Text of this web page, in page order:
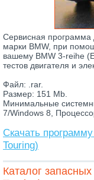
Сервисная программа
марки BMW, при
вашему BMW 3-reihe
тестов двигателя и
Файл: .rar.
Размер: 151 Mb.
Минимальные
7/Windows 8,
Скачать
Touring)
Каталог